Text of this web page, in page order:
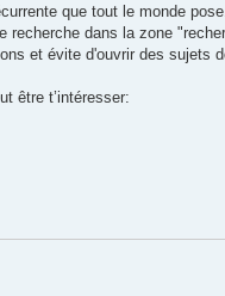
que tout le monde pose.
recherche dans la zone
et évite d'ouvrir des sujets
être t’intéresser: